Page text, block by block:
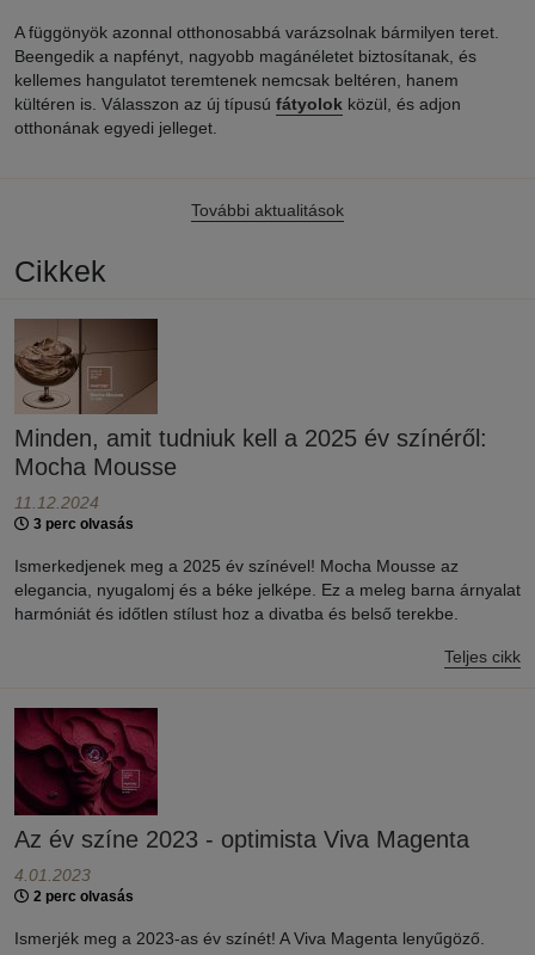
A függönyök azonnal otthonosabbá varázsolnak bármilyen teret.
Beengedik a napfényt, nagyobb magánéletet biztosítanak, és
kellemes hangulatot teremtenek nemcsak beltéren, hanem
kültéren is. Válasszon az új típusú fátyolok közül, és adjon
otthonának egyedi jelleget.
További aktualitások
Cikkek
Minden, amit tudniuk kell a 2025 év színéről:
Mocha Mousse
11.12.2024
3 perc olvasás
Ismerkedjenek meg a 2025 év színével! Mocha Mousse az
elegancia, nyugalomj és a béke jelképe. Ez a meleg barna árnyalat
harmóniát és időtlen stílust hoz a divatba és belső terekbe.
Teljes cikk
Az év színe 2023 - optimista Viva Magenta
4.01.2023
2 perc olvasás
Ismerjék meg a 2023-as év színét! A Viva Magenta lenyűgöző.